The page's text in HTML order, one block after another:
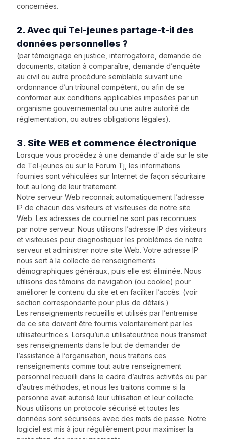
concernées.
2. Avec qui Tel-jeunes partage-t-il des
données personnelles ?
(par témoignage en justice, interrogatoire, demande de
documents, citation à comparaître, demande d’enquête
au civil ou autre procédure semblable suivant une
ordonnance d’un tribunal compétent, ou afin de se
conformer aux conditions applicables imposées par un
organisme gouvernemental ou une autre autorité de
réglementation, ou autres obligations légales).
3. Site WEB et commence électronique
Lorsque vous procédez à une demande d'aide sur le site
de Tel-jeunes ou sur le Forum Tj, les informations
fournies sont véhiculées sur Internet de façon sécuritaire
tout au long de leur traitement.
Notre serveur Web reconnaît automatiquement l’adresse
IP de chacun des visiteurs et visiteuses de notre site
Web. Les adresses de courriel ne sont pas reconnues
par notre serveur. Nous utilisons l’adresse IP des visiteurs
et visiteuses pour diagnostiquer les problèmes de notre
serveur et administrer notre site Web. Votre adresse IP
nous sert à la collecte de renseignements
démographiques généraux, puis elle est éliminée. Nous
utilisons des témoins de navigation (ou cookie) pour
améliorer le contenu du site et en faciliter l’accès. (voir
section correspondante pour plus de détails.)
Les renseignements recueillis et utilisés par l’entremise
de ce site doivent être fournis volontairement par les
utilisateur.trice.s. Lorsqu’un.e utilisateur.trice nous transmet
ses renseignements dans le but de demander de
l’assistance à l’organisation, nous traitons ces
renseignements comme tout autre renseignement
personnel recueilli dans le cadre d’autres activités ou par
d’autres méthodes, et nous les traitons comme si la
personne avait autorisé leur utilisation et leur collecte.
Nous utilisons un protocole sécurisé et toutes les
données sont sécurisées avec des mots de passe. Notre
logiciel est mis à jour régulièrement pour maximiser la